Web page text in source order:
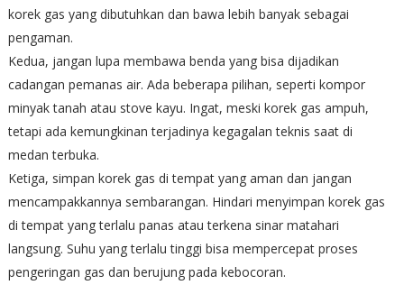
korek gas yang dibutuhkan dan bawa lebih banyak sebagai
pengaman.
Kedua, jangan lupa membawa benda yang bisa dijadikan
cadangan pemanas air. Ada beberapa pilihan, seperti kompor
minyak tanah atau stove kayu. Ingat, meski korek gas ampuh,
tetapi ada kemungkinan terjadinya kegagalan teknis saat di
medan terbuka.
Ketiga, simpan korek gas di tempat yang aman dan jangan
mencampakkannya sembarangan. Hindari menyimpan korek gas
di tempat yang terlalu panas atau terkena sinar matahari
langsung. Suhu yang terlalu tinggi bisa mempercepat proses
pengeringan gas dan berujung pada kebocoran.